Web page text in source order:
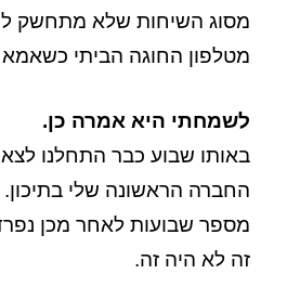
מסוג השיחות שלא מתחשק
מטלפון החוגה הביתי
לשמחתי היא אמרה כן.
באותו שבוע כבר התחלנו
החברה הראשונה שלי בתיכון.
מספר שבועות לאחר מכן
זה לא היה זה.